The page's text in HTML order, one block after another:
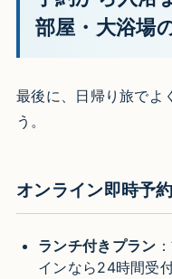
部屋・大浴場
最後に、日帰り旅でよ
う。
オンライン即時予
ランチ付きプラン
インなら24時間受